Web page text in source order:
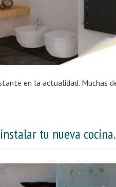
tu nueva cocina.